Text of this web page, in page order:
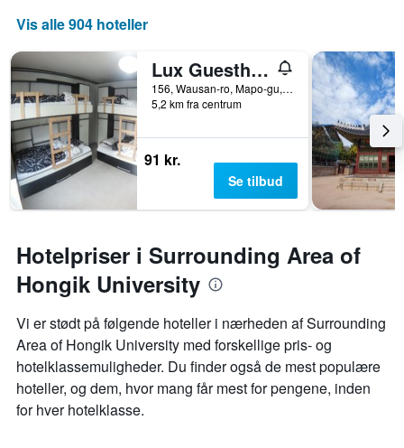
Vis alle 904 hoteller
Lux Guesthouse
156, Wausan-ro, Mapo-gu, Seoul, Sydkorea
5,2 km fra centrum
91 kr.
Se tilbud
Hotelpriser i Surrounding Area of
Hongik University
Vi er stødt på følgende hoteller i nærheden af ​​Surrounding
Area of Hongik University med forskellige pris- og
hotelklassemuligheder. Du finder også de mest populære
hoteller, og dem, hvor mang får mest for pengene, inden
for hver hotelklasse.